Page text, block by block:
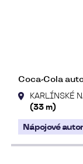
Coca-Cola
KARLÍNSKÉ
(33 m)
Nápojové